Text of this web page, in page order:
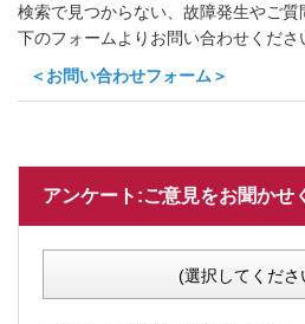
検索で見つからない、故障発生やご
下のフォームよりお問い合わせくださ
＜お問い合わせフォーム＞
アンケート:ご意見をお聞かせ
(選択してくださ